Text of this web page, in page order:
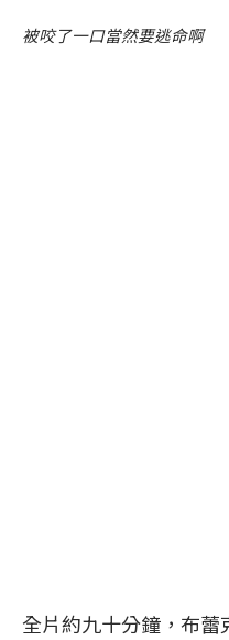
被咬了一口當然要逃命啊
全片約九十分鐘，布